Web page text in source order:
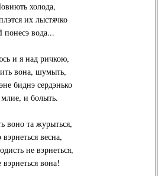
холода,
их лыстячко
понесэ вода...
и я над ричкою,
вона, шумыть,
биднэ сердэнько
и болыть.
воно та журыться,
весна,
не вэрнеться,
вэрнеться вона!